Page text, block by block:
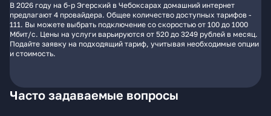
В 2026 году на б-р Эгерский в Чебоксарах домашний интернет
предлагают 4 провайдера. Общее количество доступных тарифов -
111. Вы можете выбрать подключение со скоростью от 100 до 1000
Мбит/с. Цены на услуги варьируются от 520 до 3249 рублей в месяц.
Подайте заявку на подходящий тариф, учитывая необходимые опции
и стоимость.
Часто задаваемые вопросы